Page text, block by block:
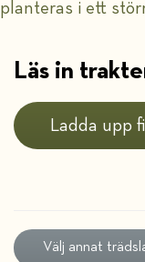
planteras i ett
Läs in
Ladda upp fil
Välj annat